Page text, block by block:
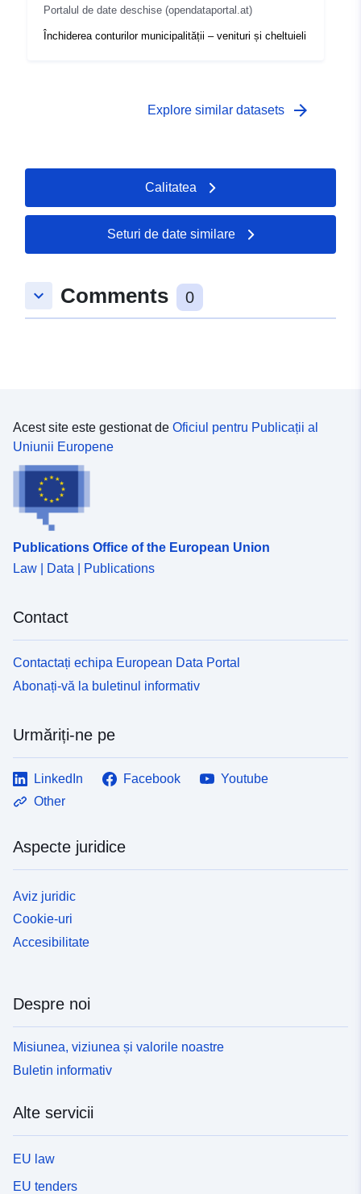
Portalul de date deschise (opendataportal.at)
Închiderea conturilor municipalității – venituri și cheltuieli
Explore similar datasets arrow_forward
Calitatea
Seturi de date similare
keyboard_arrow_down Comments 0
Acest site este gestionat de Oficiul pentru Publicații al
Uniunii Europene
Publications Office of the European Union
Law | Data | Publications
Contact
Contactați echipa European Data Portal
Abonați-vă la buletinul informativ
Urmăriți-ne pe
LinkedIn Facebook
Youtube
Other
Aspecte juridice
Aviz juridic
Cookie-uri
Accesibilitate
Despre noi
Misiunea, viziunea și valorile noastre
Buletin informativ
Alte servicii
EU law
EU tenders